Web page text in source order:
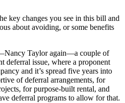
key changes you see in this bill and
about avoiding, or some benefits
Taylor again—a couple of
deferral issue, where a proponent
and it’s spread five years into
of deferral arrangements, for
for purpose-built rental, and
deferral programs to allow for that.